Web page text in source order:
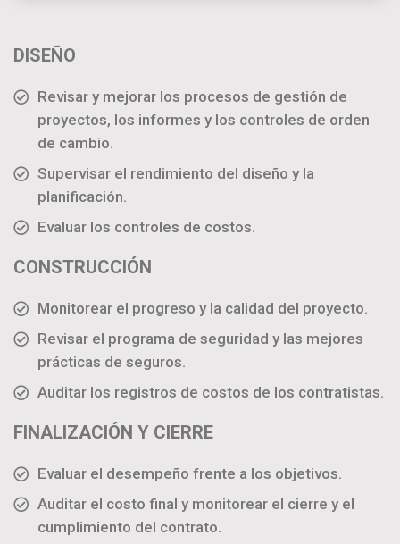
DISEÑO
Revisar y mejorar los procesos de gestión de
proyectos, los informes y los controles de orden
de cambio.
Supervisar el rendimiento del diseño y la
planificación.
Evaluar los controles de costos.
CONSTRUCCIÓN
Monitorear el progreso y la calidad del proyecto.
Revisar el programa de seguridad y las mejores
prácticas de seguros.
Auditar los registros de costos de los contratistas.
FINALIZACIÓN Y CIERRE
Evaluar el desempeño frente a los objetivos.
Auditar el costo final y monitorear el cierre y el
cumplimiento del contrato.